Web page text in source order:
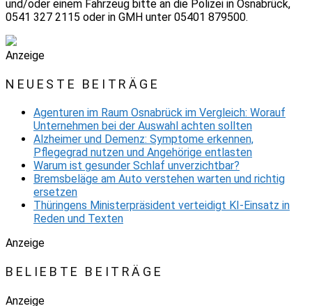
und/oder einem Fahrzeug bitte an die Polizei in Osnabrück,
0541 327 2115 oder in GMH unter 05401 879500.
Anzeige
NEUESTE BEITRÄGE
Agenturen im Raum Osnabrück im Vergleich: Worauf
Unternehmen bei der Auswahl achten sollten
Alzheimer und Demenz: Symptome erkennen,
Pflegegrad nutzen und Angehörige entlasten
Warum ist gesunder Schlaf unverzichtbar?
Bremsbeläge am Auto verstehen warten und richtig
ersetzen
Thüringens Ministerpräsident verteidigt KI-Einsatz in
Reden und Texten
Anzeige
BELIEBTE BEITRÄGE
Anzeige